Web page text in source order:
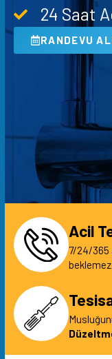
24 Saat
RANDEVU
Acil
7/24/365
beklemez.